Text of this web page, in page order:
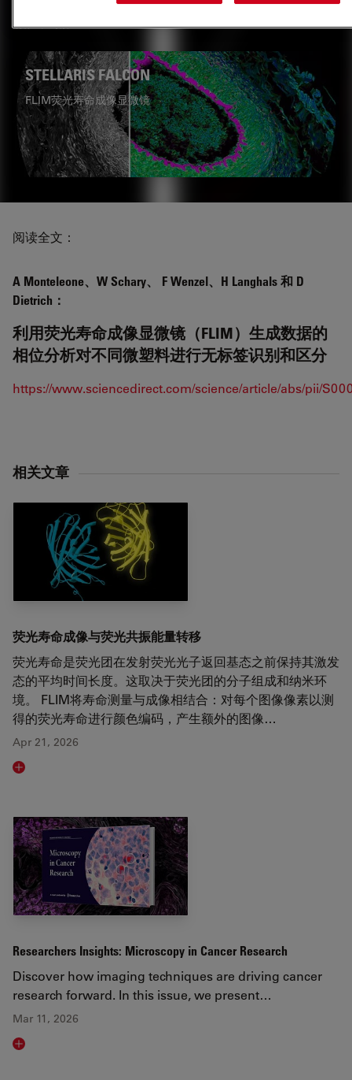
STELLARIS FALCON
FLIM荧光寿命成像显微镜
阅读全文：
A Monteleone、W Schary、 F Wenzel、H Langhals 和 D
Dietrich：
利用荧光寿命成像显微镜（FLIM）生成数据的
相位分析对不同微塑料进行无标签识别和区分
https://www.sciencedirect.com/science/article/abs/pii/
相关文章
荧光寿命成像与荧光共振能量转移
荧光寿命是荧光团在发射荧光光子返回基态之前保持其激发
态的平均时间长度。这取决于荧光团的分子组成和纳米环
境。 FLIM将寿命测量与成像相结合：对每个图像像素以测
得的荧光寿命进行颜色编码，产生额外的图像…
Apr 21, 2026
Read article
Researchers Insights: Microscopy in Cancer Research
Discover how imaging techniques are driving cancer
research forward. In this issue, we present…
Mar 11, 2026
Read article